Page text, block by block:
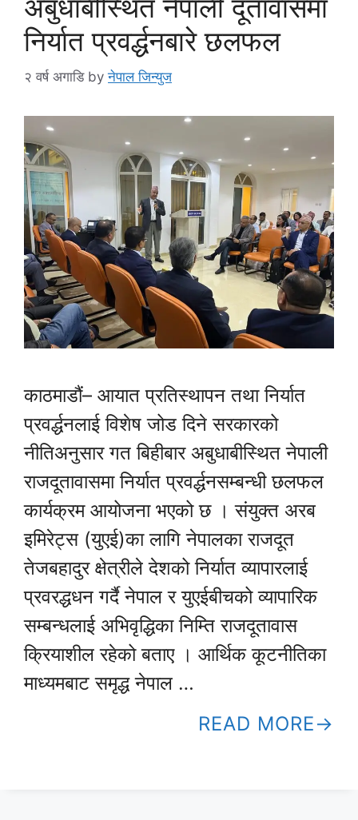
अबुधाबीस्थित नेपाली दूतावासमा
निर्यात प्रवर्द्धनबारे छलफल
२ वर्ष अगाडि byनेपाल जिन्युज
काठमाडौं– आयात प्रतिस्थापन तथा निर्यात
प्रवर्द्धनलाई विशेष जोड दिने सरकारको
नीतिअनुसार गत बिहीबार अबुधाबीस्थित नेपाली
राजदूतावासमा निर्यात प्रवर्द्धनसम्बन्धी छलफल
कार्यक्रम आयोजना भएको छ । संयुक्त अरब
इमिरेट्स (युएई)का लागि नेपालका राजदूत
तेजबहादुर क्षेत्रीले देशको निर्यात व्यापारलाई
प्रवरद्धधन गर्दै नेपाल र युएईबीचको व्यापारिक
सम्बन्धलाई अभिवृद्धिका निम्ति राजदूतावास
क्रियाशील रहेको बताए । आर्थिक कूटनीतिका
माध्यमबाट समृद्ध नेपाल …
READ MORE